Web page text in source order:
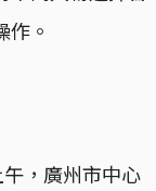
。
午，廣州市中心